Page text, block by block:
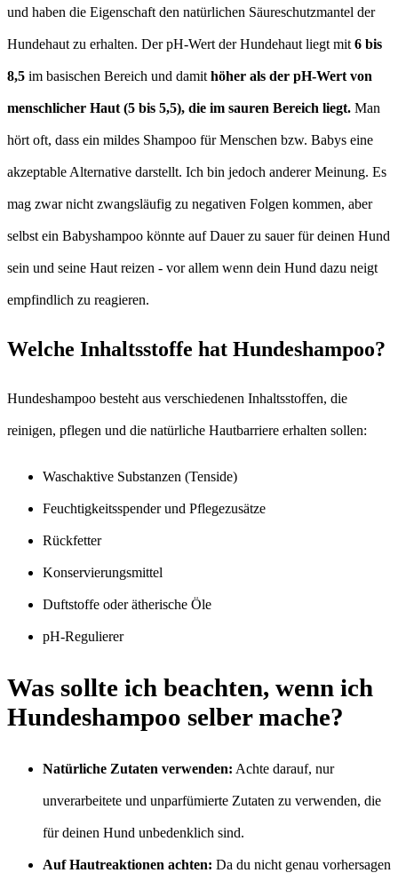
und haben die Eigenschaft den natürlichen Säureschutzmantel der
Hundehaut zu erhalten. Der pH-Wert der Hundehaut liegt mit 6 bis
8,5 im basischen Bereich und damit höher als der pH-Wert von
menschlicher Haut (5 bis 5,5), die im sauren Bereich liegt. Man
hört oft, dass ein mildes Shampoo für Menschen bzw. Babys eine
akzeptable Alternative darstellt. Ich bin jedoch anderer Meinung. Es
mag zwar nicht zwangsläufig zu negativen Folgen kommen, aber
selbst ein Babyshampoo könnte auf Dauer zu sauer für deinen Hund
sein und seine Haut reizen - vor allem wenn dein Hund dazu neigt
empfindlich zu reagieren.
Welche Inhaltsstoffe hat Hundeshampoo?
Hundeshampoo besteht aus verschiedenen Inhaltsstoffen, die
reinigen, pflegen und die natürliche Hautbarriere erhalten sollen:
Waschaktive Substanzen (Tenside)
Feuchtigkeitsspender und Pflegezusätze
Rückfetter
Konservierungsmittel
Duftstoffe oder ätherische Öle
pH-Regulierer
Was sollte ich beachten, wenn ich
Hundeshampoo selber mache?
Natürliche Zutaten verwenden: Achte darauf, nur
unverarbeitete und unparfümierte Zutaten zu verwenden, die
für deinen Hund unbedenklich sind.
Auf Hautreaktionen achten: Da du nicht genau vorhersagen